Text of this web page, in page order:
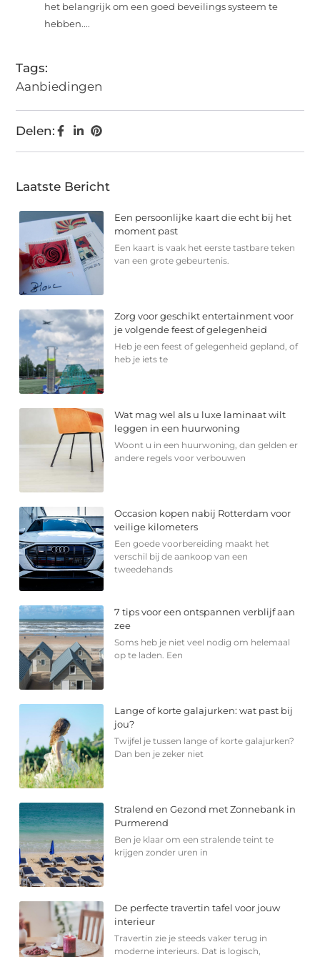
het belangrijk om een goed beveilings systeem te
hebben....
Tags:
Aanbiedingen
Delen:
Laatste Bericht
Een persoonlijke kaart die echt bij het
moment past
Een kaart is vaak het eerste tastbare teken
van een grote gebeurtenis.
Zorg voor geschikt entertainment voor
je volgende feest of gelegenheid
Heb je een feest of gelegenheid gepland, of
heb je iets te
Wat mag wel als u luxe laminaat wilt
leggen in een huurwoning
Woont u in een huurwoning, dan gelden er
andere regels voor verbouwen
Occasion kopen nabij Rotterdam voor
veilige kilometers
Een goede voorbereiding maakt het
verschil bij de aankoop van een
tweedehands
7 tips voor een ontspannen verblijf aan
zee
Soms heb je niet veel nodig om helemaal
op te laden. Een
Lange of korte galajurken: wat past bij
jou?
Twijfel je tussen lange of korte galajurken?
Dan ben je zeker niet
Stralend en Gezond met Zonnebank in
Purmerend
Ben je klaar om een stralende teint te
krijgen zonder uren in
De perfecte travertin tafel voor jouw
interieur
Travertin zie je steeds vaker terug in
moderne interieurs. Dat is logisch,